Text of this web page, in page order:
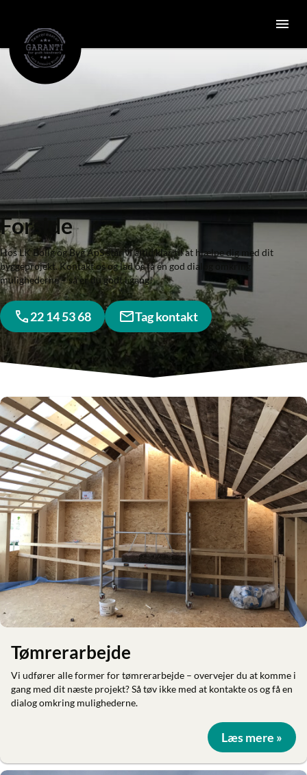
Forside
Hos LK Bolig og Byg ApS står vi altid klar til at hjælpe dig med dit
byggeprojekt. Kontakt os og lad os få en god dialog omkring
mulighederne – så er du godt i gang!
22 14 53 68 Tag kontakt
Tømrerarbejde
Vi udfører alle former for tømrerarbejde – overvejer du at komme i
gang med dit næste projekt? Så tøv ikke med at kontakte os og få en
dialog omkring mulighederne.
Læs mere »